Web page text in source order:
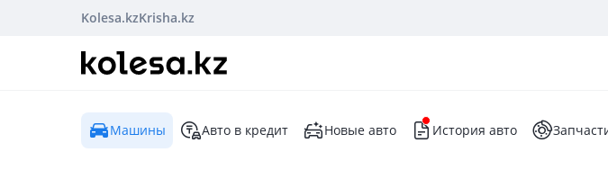
Kolesa.kzKrisha.kz
Машины Авто в кредит Новые авто История авто